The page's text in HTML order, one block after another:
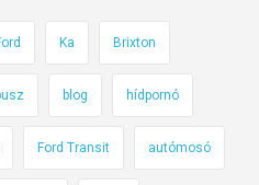
i
t
e
l
Ka Brixton
blog hídpornó
Ford Transit autómosó